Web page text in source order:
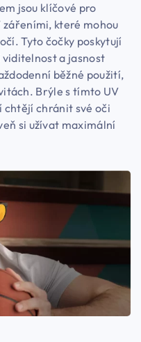
jsou klíčové pro
které mohou
Tyto čočky poskytují
viditelnost a jasnost
běžné použití,
Brýle s tímto UV
chránit své oči
si užívat maximální